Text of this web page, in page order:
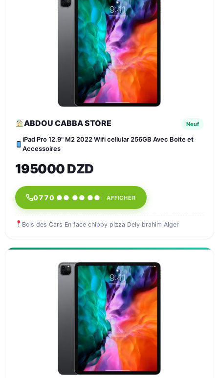
ABDOU CABBA STORE Neuf
iPad Pro 12.9" M2 2022 Wifi cellular 256GB Avec Boite et
Accessoires
195000 DZD
0770 ●● ●● ●● AFFICHER
Bois des Cars En face chippy pizza Dely brahim Alger